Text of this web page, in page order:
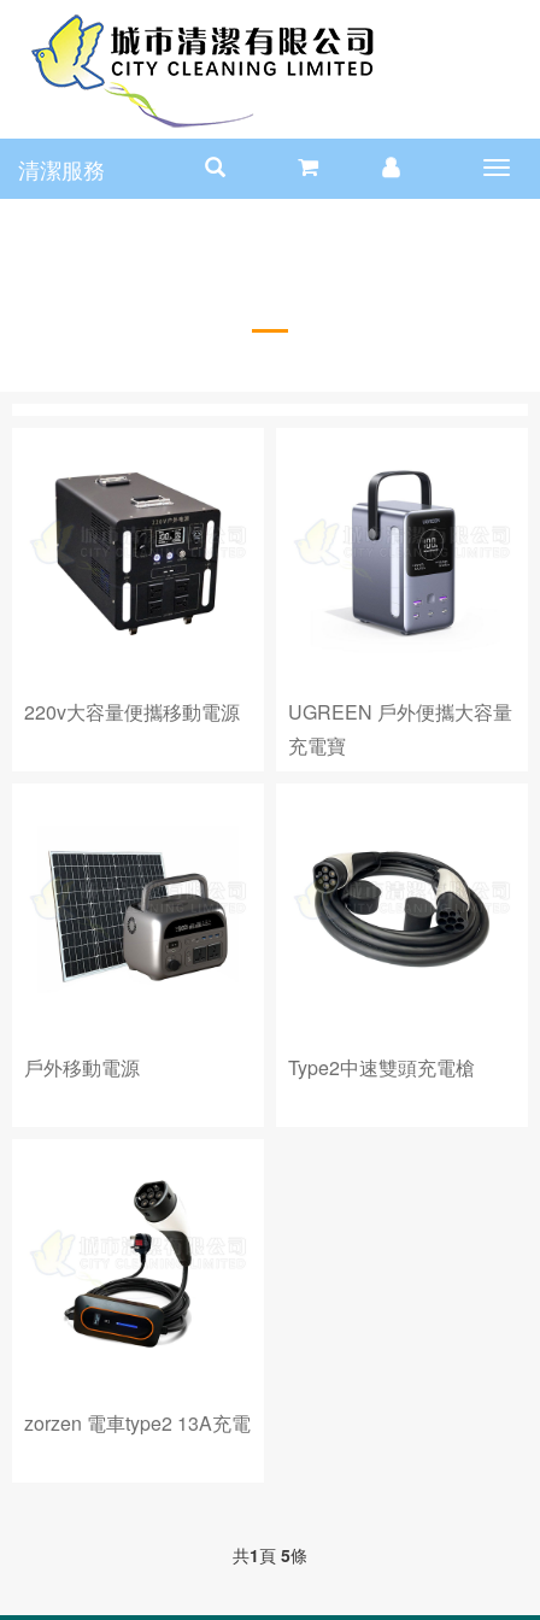
清潔服務
220v大容量便攜移動電源
UGREEN 戶外便攜大容量
充電寶
戶外移動電源 Type2中速雙頭充電槍
zorzen 電車type2 13A充電
共1頁 5條